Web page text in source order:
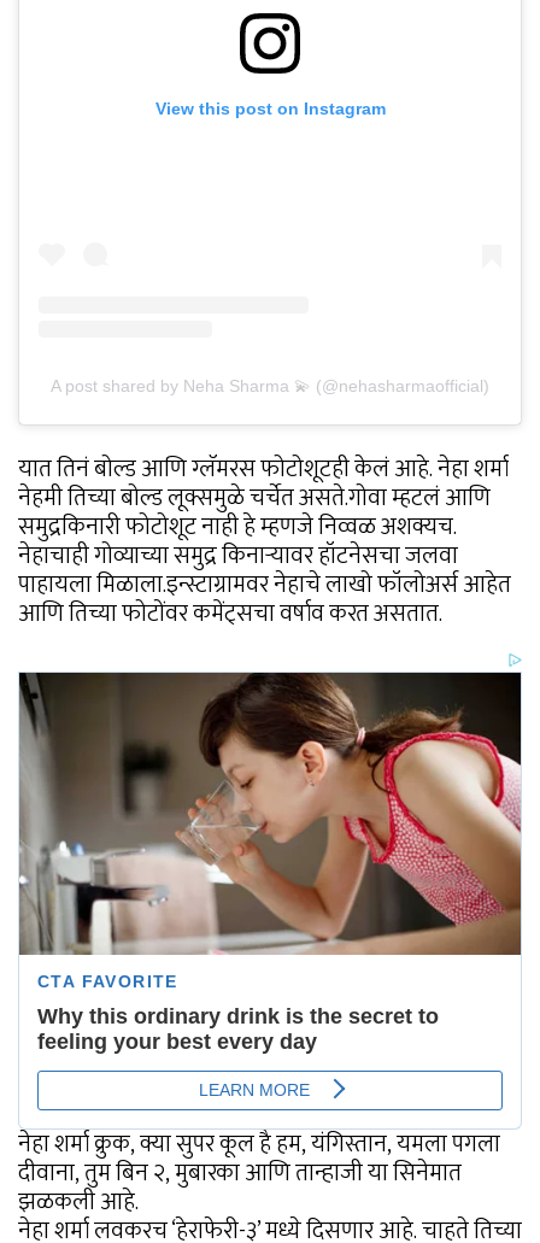
View this post on Instagram
A post shared by Neha Sharma 💫 (@nehasharmaofficial)
यात तिनं बोल्ड आणि ग्लॅमरस फोटोशूटही केलं आहे. नेहा शर्मा
नेहमी तिच्या बोल्ड लूक्समुळे चर्चेत असते.गोवा म्हटलं आणि
समुद्रकिनारी फोटोशूट नाही हे म्हणजे निव्वळ अशक्यच.
नेहाचाही गोव्याच्या समुद्र किनाऱ्यावर हॉटनेसचा जलवा
पाहायला मिळाला.इन्स्टाग्रामवर नेहाचे लाखो फॉलोअर्स आहेत
आणि तिच्या फोटोंवर कमेंट्सचा वर्षाव करत असतात.
नेहा शर्मा क्रुक, क्या सुपर कूल है हम, यंगिस्तान, यमला पगला
दीवाना, तुम बिन २, मुबारका आणि तान्हाजी या सिनेमात
झळकली आहे.
नेहा शर्मा लवकरच ‘हेराफेरी-३’ मध्ये दिसणार आहे. चाहते तिच्या